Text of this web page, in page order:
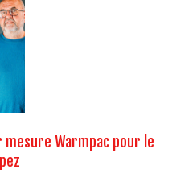
Warmpac pour le